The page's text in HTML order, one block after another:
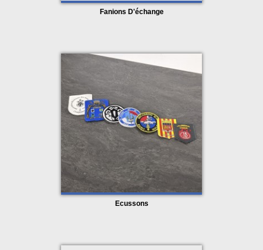
Fanions D'échange
Ecussons